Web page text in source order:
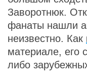
Заворотнюк.
фанаты нашли
неизвестно. Как
материале, его
либо